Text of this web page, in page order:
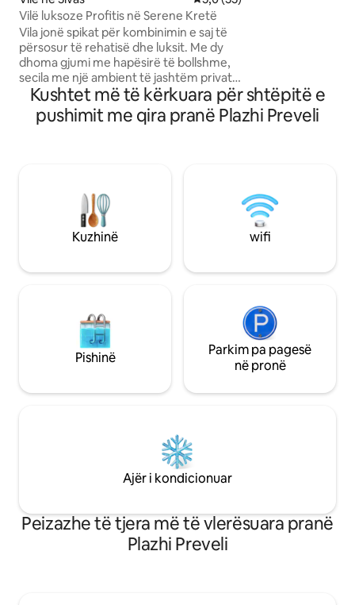
Vilë luksoze Profitis në Serene Kretë
Vila jonë spikat për kombinimin e saj të
përsosur të rehatisë dhe luksit. Me dy
dhoma gjumi me hapësirë të bollshme,
secila me një ambient të jashtëm privat,
vizitorët mund të shijojnë privatësinë
dhe çlodhjen. Vila ka një kuzhinë të
pajisur plotësisht, ambient ndenjjeje të
natyrë. E vendosur vetëm pak më
këmbë nga qendra e fshatit, vila jonë
ofron qasje të lehtë në kuzhinën lokale
dhe atraksionet në afërsi.
për katër
Kushtet më të kërkuara për shtëpitë e
pushimit me qira pranë Plazhi Preveli
Kuzhinë wifi
Pishinë
Parkim pa pagesë
në pronë
Ajër i kondicionuar
Peizazhe të tjera më të vlerësuara pranë
Plazhi Preveli